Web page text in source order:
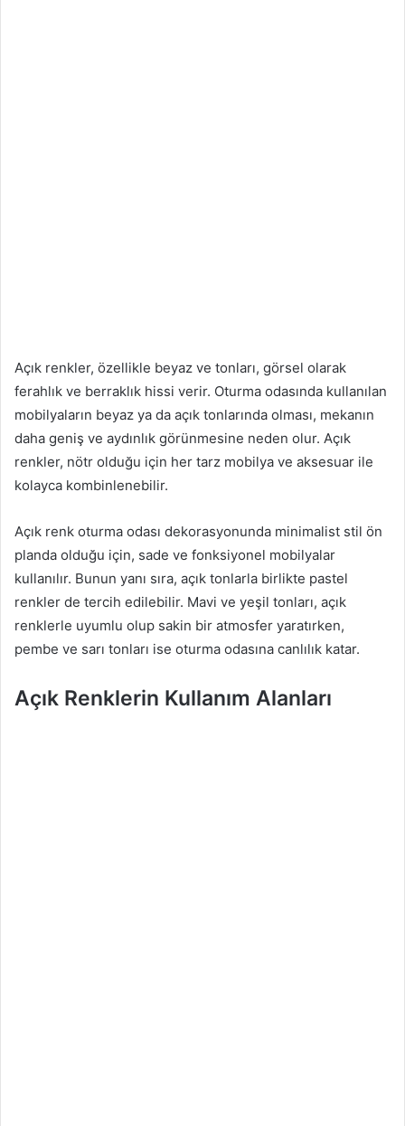
Açık renkler, özellikle beyaz ve tonları, görsel olarak
ferahlık ve berraklık hissi verir. Oturma odasında kullanılan
mobilyaların beyaz ya da açık tonlarında olması, mekanın
daha geniş ve aydınlık görünmesine neden olur. Açık
renkler, nötr olduğu için her tarz mobilya ve aksesuar ile
kolayca kombinlenebilir.
Açık renk oturma odası dekorasyonunda minimalist stil ön
planda olduğu için, sade ve fonksiyonel mobilyalar
kullanılır. Bunun yanı sıra, açık tonlarla birlikte pastel
renkler de tercih edilebilir. Mavi ve yeşil tonları, açık
renklerle uyumlu olup sakin bir atmosfer yaratırken,
pembe ve sarı tonları ise oturma odasına canlılık katar.
Açık Renklerin Kullanım Alanları